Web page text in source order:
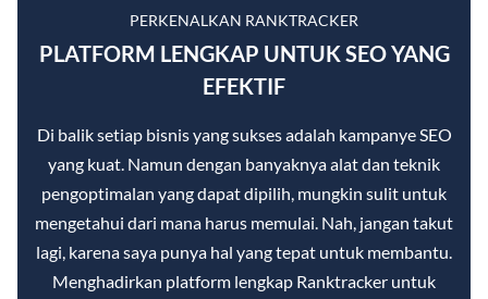
PERKENALKAN RANKTRACKER
PLATFORM LENGKAP UNTUK SEO YANG
EFEKTIF
Di balik setiap bisnis yang sukses adalah kampanye SEO
yang kuat. Namun dengan banyaknya alat dan teknik
pengoptimalan yang dapat dipilih, mungkin sulit untuk
mengetahui dari mana harus memulai. Nah, jangan takut
lagi, karena saya punya hal yang tepat untuk membantu.
Menghadirkan platform lengkap Ranktracker untuk